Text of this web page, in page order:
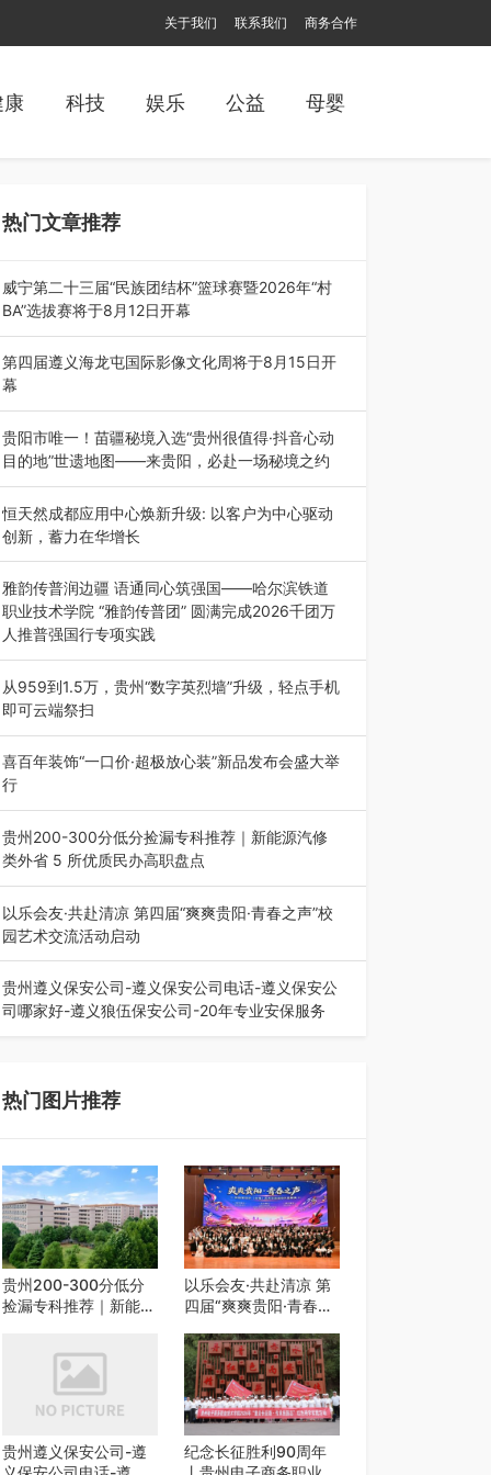
关于我们 联系我们 商务合作
科技 娱乐 公益 母婴
热门文章推荐
威宁第二十三届“民族团结杯”篮球赛暨2026年“村
BA”选拔赛将于8月12日开幕
8月7日，威宁彝族回族苗族自治县第二十三届“民
族团结杯”篮球赛暨2026年“村B…
第四届遵义海龙屯国际影像文化周将于8月15日开
幕
8月7日，第四届遵义海龙屯国际影像文化周媒体
通气会在世界文化遗产地海龙屯核心景区…
贵阳市唯一！苗疆秘境入选“贵州很值得·抖音心动
目的地”世遗地图——来贵阳，必赴一场秘境之约
2026年7月21日，2026年“贵州很值得”暨抖音“心
动目的地”（贵州站）主题…
恒天然成都应用中心焕新升级: 以客户为中心驱动
创新，蓄力在华增长
融合全球研发实力与本土洞察，深化客户共创，赋
能西南市场创新发展 （7月27日，成…
雅韵传普润边疆 语通同心筑强国——哈尔滨铁道
职业技术学院 “雅韵传普团” 圆满完成2026千团万
人推普强国行专项实践
为扎实推进2026“千团万人推普强国行”大学生暑
期社会实践，牢牢紧扣 “雅韵传普…
从959到1.5万，贵州“数字英烈墙”升级，轻点手机
即可云端祭扫
八一建军节到来之际，由贵州省退役军人事务厅指
导，贵阳市退役军人事务局联合贵州广电…
喜百年装饰“一口价·超极放心装”新品发布会盛大举
行
2026年7月31日，喜百年装饰“一口价·超极放心
装”新品发布会在贵阳隆重举行。…
贵州200-300分低分捡漏专科推荐｜新能源汽修
类外省 5 所优质民办高职盘点
在贵州省高考志愿填报体系中，200至300分数段
考生可选择的省内工科、新能源汽车…
以乐会友·共赴清凉 第四届“爽爽贵阳·青春之声”校
园艺术交流活动启动
七月的贵阳，清风送爽，第四届“爽爽贵阳·青春之
声”校园管弦乐（合唱）艺术交流活动…
贵州遵义保安公司-遵义保安公司电话-遵义保安公
司哪家好-遵义狼伍保安公司-20年专业安保服务
热门图片推荐
贵州200-300分低分
捡漏专科推荐｜新能源
以乐会友·共赴清凉 第
四届“爽爽贵阳·青春之
启动
贵州遵义保安公司-遵
纪念长征胜利90周年